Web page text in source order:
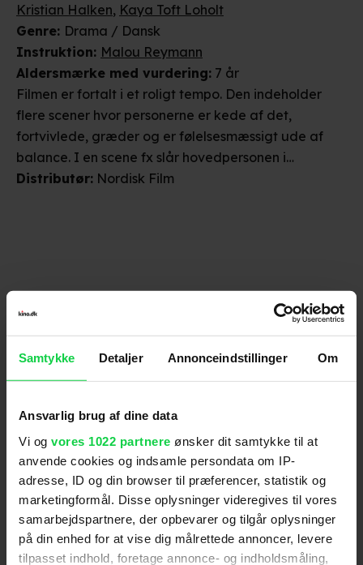
Samtykke Detaljer Annonceindstillinger Om
Ansvarlig brug af dine data
Vi og vores 1022 partnere ønsker dit samtykke til at
anvende cookies og indsamle persondata om IP-
adresse, ID og din browser til præferencer, statistik og
marketingformål. Disse oplysninger videregives til vores
samarbejdspartnere, der opbevarer og tilgår oplysninger
på din enhed for at vise dig målrettede annoncer, levere
tilpasset indhold, foretage annonce- og indholdsmåling,
Anmeldelser fra medierne
Ekstra Bladet
Nogle vil måske savne et par forklaringer undervejs,
men jeg kan egentlig meget godt lide, at filmen
bare lægger kortene på bordet, og lader det være
op til tilskueren selv at samle stikkene op. En yderst
Kristian Halken, Kaya Toft Loholt
Genre: Drama / Dansk
Instruktion: Malou Reymann
Aldersmærke med vurdering: 7 år
Filmen er fortalt i et roligt tempo. Den indeholder
flere scener hvor personerne er kede af det,
fortvivlede, græder og er følelsesmæssigt ude af
balance. I en scene fx slår hovedpersonen i
fortvivlelse og vrede en modspiller på
udgang, vurderes filmen til kun at kunne virke
Distributør: Nordisk Film